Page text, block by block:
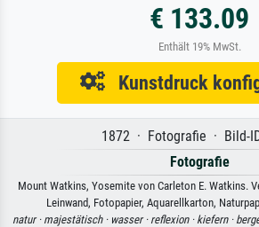
€ 133.09
Enthält 19% MwSt.
Kunstdruck
1872 · Fotografie · Bild-
Fotografie
Mount Watkins, Yosemite von Carleton E. Watkins.
Leinwand, Fotopapier, Aquarellkarton,
natur · majestätisch · wasser · reflexion · kiefern ·